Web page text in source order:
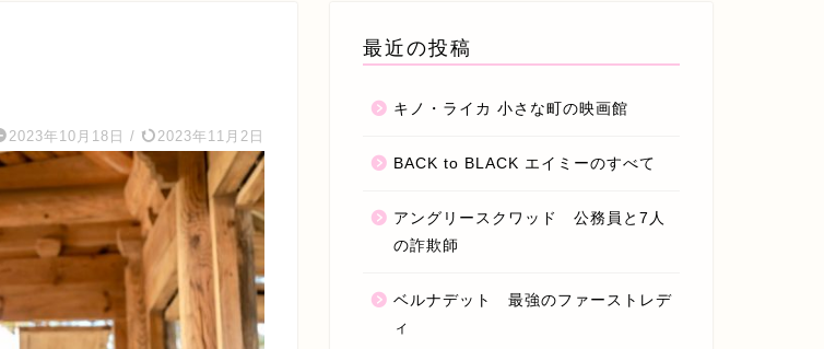
2023年10月18日 / 2023年11月2日
最近の投稿
キノ・ライカ 小さな町の映画館
BACK to BLACK エイミーのすべて
アングリースクワッド 公務員と7人
の詐欺師
ベルナデット 最強のファーストレデ
ィ